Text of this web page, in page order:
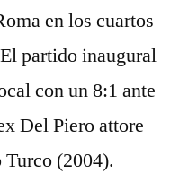
en los cuartos
partido inaugural
con un 8:1 ante
Del Piero attore
(2004).